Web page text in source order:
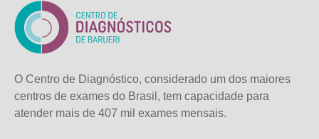
O Centro de Diagnóstico, considerado um dos maiores
centros de exames do Brasil, tem capacidade para
atender mais de 407 mil exames mensais.